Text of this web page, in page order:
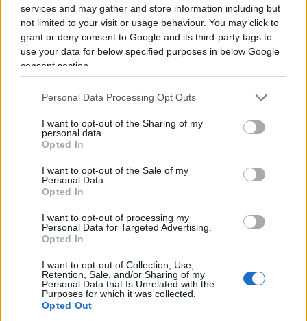
services and may gather and store information including but
not limited to your visit or usage behaviour. You may click to
grant or deny consent to Google and its third-party tags to
use your data for below specified purposes in below Google
consent section.
Personal Data Processing Opt Outs
I want to opt-out of the Sharing of my
personal data.
Opted In
I want to opt-out of the Sale of my
Personal Data.
Opted In
I want to opt-out of processing my
Personal Data for Targeted Advertising.
Opted In
I want to opt-out of Collection, Use,
Retention, Sale, and/or Sharing of my
Personal Data that Is Unrelated with the
Purposes for which it was collected.
Opted Out
Milano, il tempo dei lupi e di Lupi
diFabio Massa
14 Maggio 2026, 16:13